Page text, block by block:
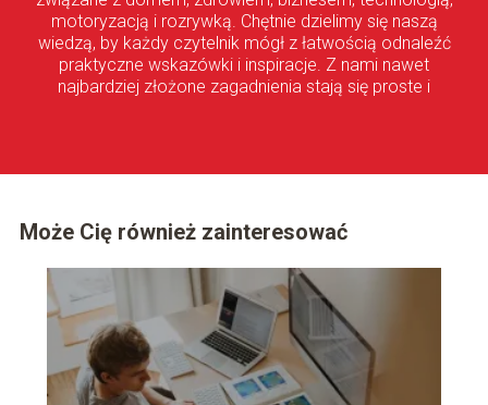
motoryzacją i rozrywką. Chętnie dzielimy się naszą
wiedzą, by każdy czytelnik mógł z łatwością odnaleźć
praktyczne wskazówki i inspiracje. Z nami nawet
najbardziej złożone zagadnienia stają się proste i
Może Cię również zainteresować